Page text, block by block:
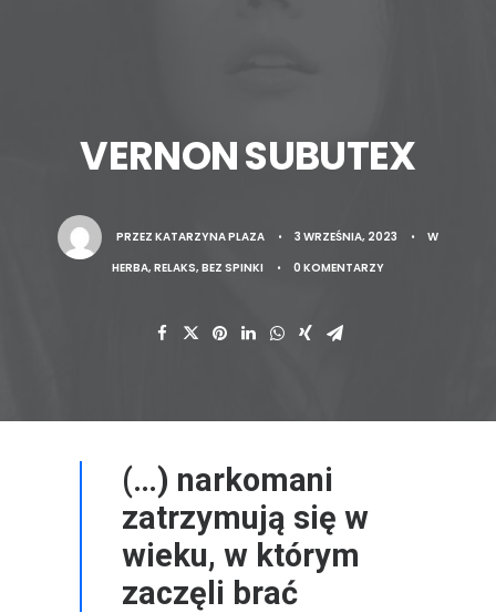
VERNON SUBUTEX
PRZEZKATARZYNA PLAZA • 3 WRZEŚNIA, 2023 •
W
HERBA, RELAKS, BEZ SPINKI
• 0 KOMENTARZY
(…) narkomani
zatrzymują się w
wieku, w którym
zaczęli brać